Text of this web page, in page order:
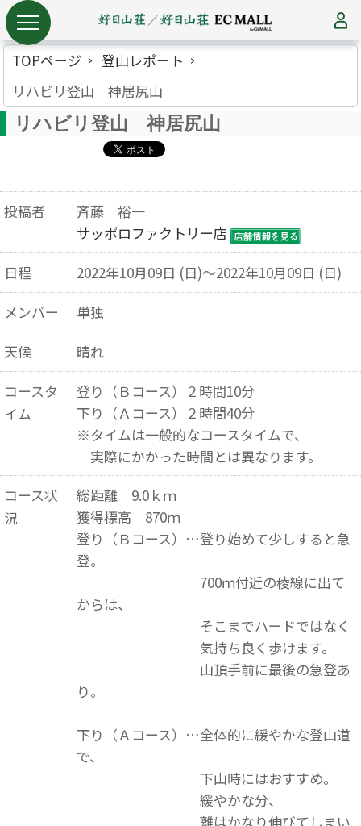
TOPページ
登山レポート
リハビリ登山 神居尻山
リハビリ登山 神居尻山
投稿者
斉藤 裕一
サッポロファクトリー店
日程
2022年10月09日 (日)～2022年10月09日 (日)
メンバー
単独
天候
晴れ
コースタ
イム
登り（Ｂコース）２時間10分
下り（Ａコース）２時間40分
※タイムは一般的なコースタイムで、
実際にかかった時間とは異なります。
コース状
況
総距離 9.0ｋｍ
獲得標高 870ｍ
登り（Ｂコース）…登り始めて少しすると急
登。
700ｍ付近の稜線に出て
からは、
そこまでハードではなく
気持ち良く歩けます。
山頂手前に最後の急登あ
り。
下り（Ａコース）…全体的に緩やかな登山道
で、
下山時にはおすすめ。
緩やかな分、
離はかなり伸びてしまい